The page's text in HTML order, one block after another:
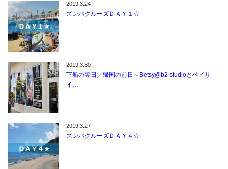
2019.3.24
ズンバクルーズＤＡＹ１☆
2019.3.30
下船の翌日／帰国の前日～Betsy@b2 studioとベイサ
イ…
2019.3.27
ズンバクルーズＤＡＹ４☆